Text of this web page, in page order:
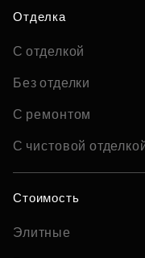
Отделка
С отделкой
Без отделки
С ремонтом
С чистовой
Стоимость
Элитные